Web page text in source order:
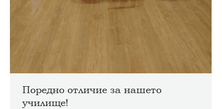
Поредно отличие за нашето
училище!